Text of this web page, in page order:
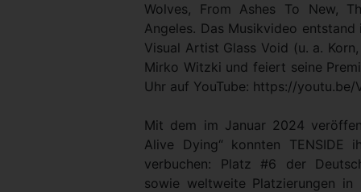
Wolves, From Ashes To New,
Angeles. Das Musikvideo
Visual Artist Glass Void (u. a.
Mirko Witzki und feiert seine
Uhr auf YouTube: https://youtu.be/
Mit dem im Januar 2024
Alive Dying“ konnten TENSIDE
verbuchen: Platz #6 der
sowie weltweite Platzierungen in